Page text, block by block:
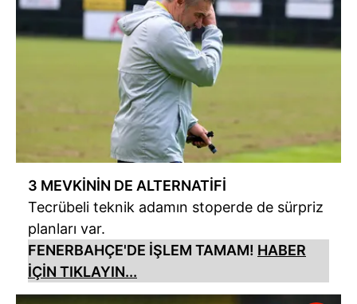
3 MEVKİNİN DE ALTERNATİFİ
Tecrübeli teknik adamın stoperde de sürpriz
planları var.
FENERBAHÇE'DE İŞLEM TAMAM! HABER
İÇİN TIKLAYIN...